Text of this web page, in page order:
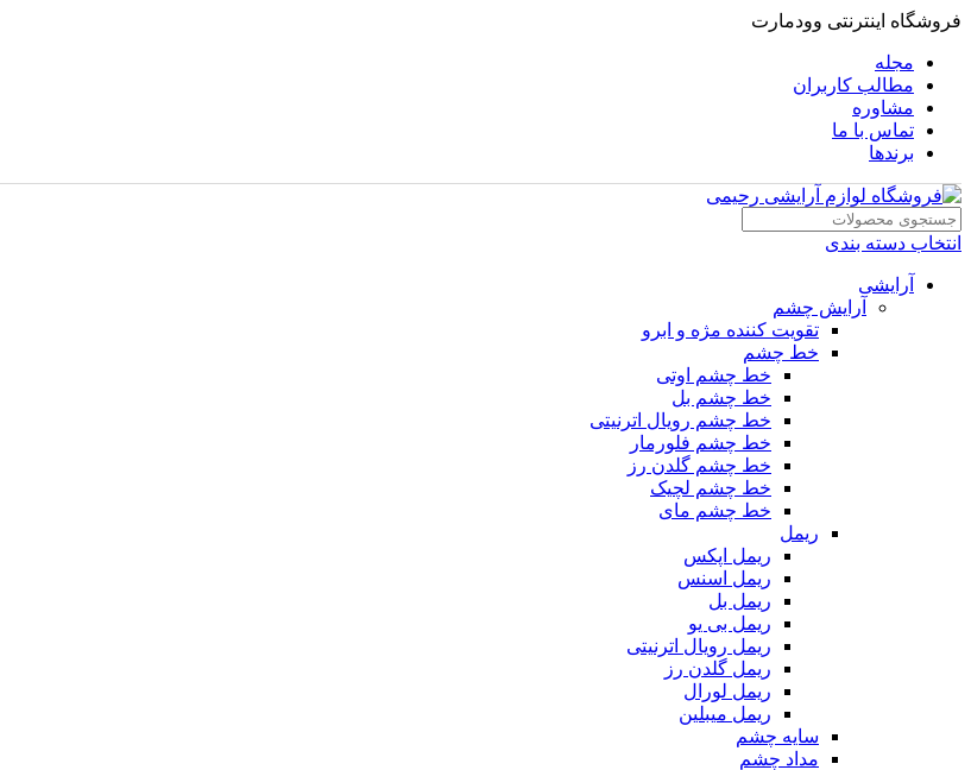
فروشگاه اینترنتی وودمارت
مجله
مطالب کاربران
مشاوره
تماس با ما
برندها
انتخاب دسته بندی
آرایشی
آرایش چشم
تقویت کننده مژه و ابرو
خط چشم
خط چشم اوتی
خط چشم بل
خط چشم رویال اترنیتی
خط چشم فلورمار
خط چشم گلدن رز
خط چشم لچیک
خط چشم مای
ریمل
ریمل اپکس
ریمل اسنس
ریمل بل
ریمل بی یو
ریمل رویال اترنیتی
ریمل گلدن رز
ریمل لورال
ریمل میبلین
سایه چشم
مداد چشم